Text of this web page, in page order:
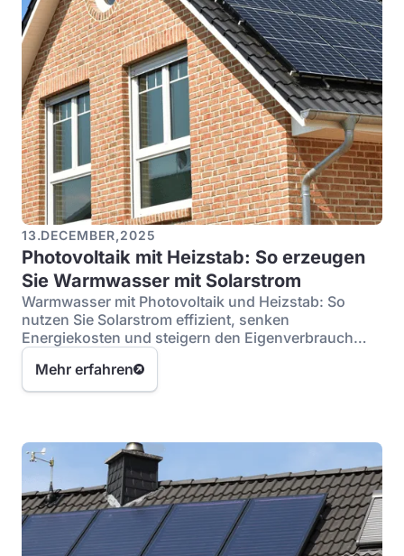
13.DECEMBER,2025
Photovoltaik mit Heizstab: So erzeugen
Sie Warmwasser mit Solarstrom
Warmwasser mit Photovoltaik und Heizstab: So
nutzen Sie Solarstrom effizient, senken
Energiekosten und steigern den Eigenverbrauch
Ihrer PV-Anlage.
Mehr erfahren